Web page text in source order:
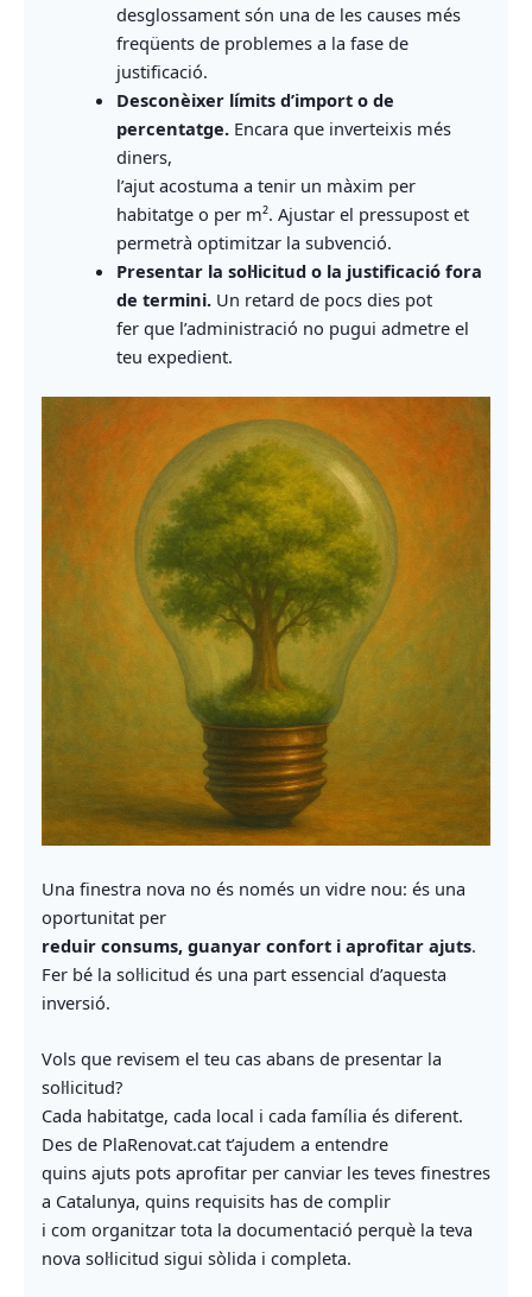
desglossament són una de les causes més
freqüents de problemes a la fase de
justificació.
Desconèixer límits d’import o de
percentatge. Encara que inverteixis més
diners,
l’ajut acostuma a tenir un màxim per
habitatge o per m². Ajustar el pressupost et
permetrà optimitzar la subvenció.
Presentar la sol·licitud o la justificació fora
de termini. Un retard de pocs dies pot
fer que l’administració no pugui admetre el
teu expedient.
Una finestra nova no és només un vidre nou: és una
oportunitat per
reduir consums, guanyar confort i aprofitar ajuts.
Fer bé la sol·licitud és una part essencial d’aquesta
inversió.
Vols que revisem el teu cas abans de presentar la
sol·licitud?
Cada habitatge, cada local i cada família és diferent.
Des de PlaRenovat.cat t’ajudem a entendre
quins ajuts pots aprofitar per canviar les teves finestres
a Catalunya, quins requisits has de complir
i com organitzar tota la documentació perquè la teva
nova sol·licitud sigui sòlida i completa.